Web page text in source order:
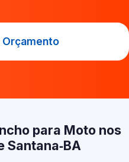
Orçamento
para Moto nos
Santana‑BA